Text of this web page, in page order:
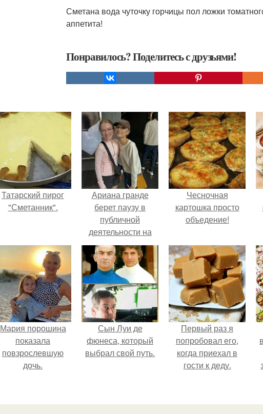
Сметана вода чуточку горчицы пол ложки
аппетита!
Понравилось? Поделитесь с друзьями!
Татарский пирог
"Сметанник".
Ариана гранде
берет паузу в
публичной
деятельности на
фоне слухов о
своем здоровье.
Чесночная
картошка просто
объедение!
Мария порошина
показала
повзрослевшую
дочь.
Сын Луи де
фюнеса, который
выбрал свой путь.
Первый раз я
попробовал его,
когда приехал в
гости к деду.